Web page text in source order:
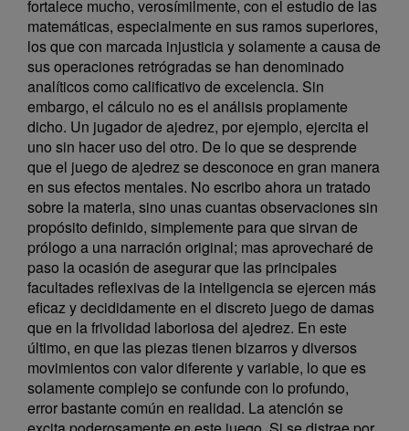
fortalece mucho, verosímilmente, con el estudio de las
matemáticas, especialmente en sus ramos superiores,
los que con marcada injusticia y solamente a causa de
sus operaciones retrógradas se han denominado
analíticos como calificativo de excelencia. Sin
embargo, el cálculo no es el análisis propiamente
dicho. Un jugador de ajedrez, por ejemplo, ejercita el
uno sin hacer uso del otro. De lo que se desprende
que el juego de ajedrez se desconoce en gran manera
en sus efectos mentales. No escribo ahora un tratado
sobre la materia, sino unas cuantas observaciones sin
propósito definido, simplemente para que sirvan de
prólogo a una narración original; mas aprovecharé de
paso la ocasión de asegurar que las principales
facultades reflexivas de la inteligencia se ejercen más
eficaz y decididamente en el discreto juego de damas
que en la frivolidad laboriosa del ajedrez. En este
último, en que las piezas tienen bizarros y diversos
movimientos con valor diferente y variable, lo que es
solamente complejo se confunde con lo profundo,
error bastante común en realidad. La atención se